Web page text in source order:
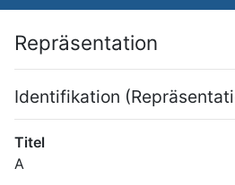
Repräsentation
Identifikation
Titel
A